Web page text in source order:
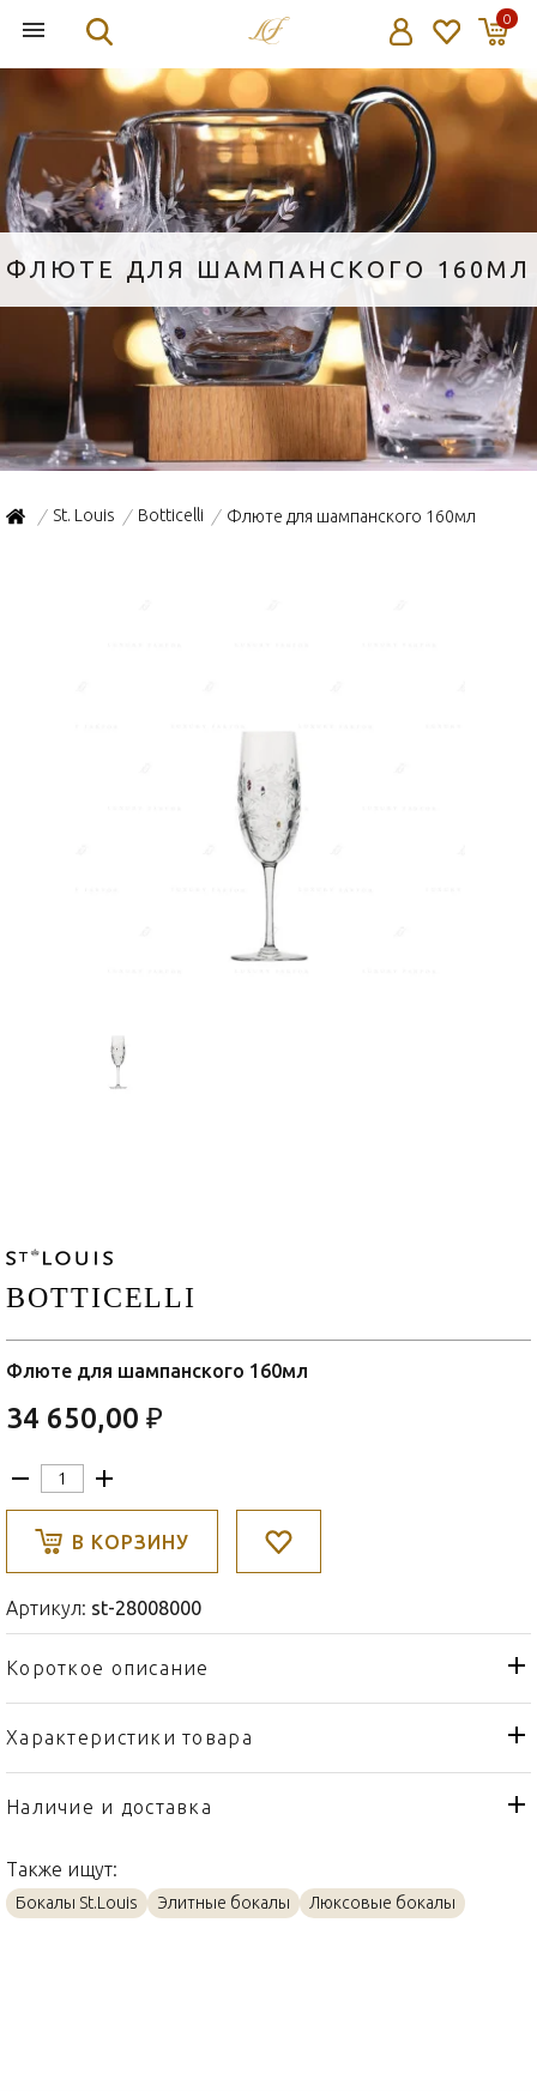
0
ФЛЮТЕ ДЛЯ ШАМПАНСКОГО 160МЛ
/ St. Louis / Botticelli / Флюте для шампанского 160мл
BOTTICELLI
Флюте для шампанского 160мл
34 650,00 ₽
В КОРЗИНУ
Артикул: st-28008000
Короткое описание
Характеристики товара
Тип товара
Бокал
Бренд
Страна производителя
Материал
Хрусталь
Наличие и доставка
Также ищут:
Бокалы St.Louis Элитные бокалы Люксовые бокалы